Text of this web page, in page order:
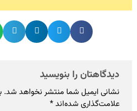
دیدگاهتان را بنویسید
نشانی ایمیل شما منتشر نخواهد شد.
علامت‌گذاری شده‌اند*